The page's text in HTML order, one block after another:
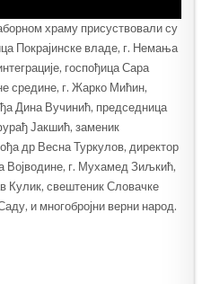
храму присуствовали су
Покрајинске владе, г. Немања
госпођица Сара
средине, г. Жарко Мићин,
Дина Вучинић, председница
Јакшић, заменик
др Весна Туркулов, директор
Војводине, г. Мухамед Зиљкић,
Кулик, свештеник Словачке
и многобројни верни народ.